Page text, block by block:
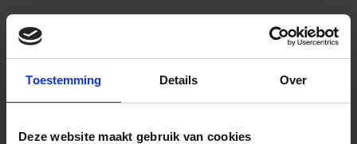
Toestemming Details Over
Deze website maakt gebruik van cookies